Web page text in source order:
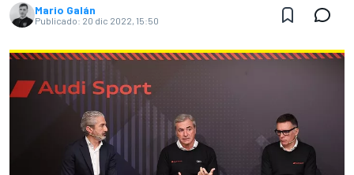
Mario Galán
Publicado: 20 dic 2022, 15:50